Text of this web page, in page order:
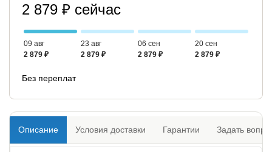
2 879 ₽ сейчас
09 авг
2 879 ₽
23 авг
2 879 ₽
06 сен
2 879 ₽
20 сен
2 879 ₽
Без переплат
Описание Условия доставки Гарантии Задать